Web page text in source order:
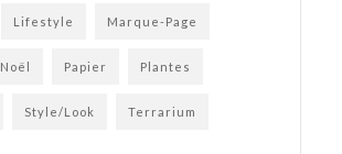
Lifestyle Marque-Page
Noël Papier Plantes
Style/Look Terrarium